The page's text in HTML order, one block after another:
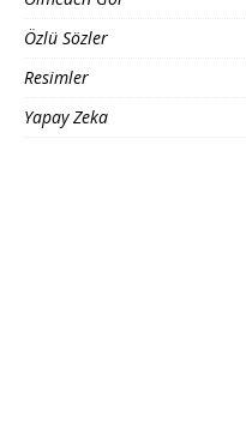
Özlü Sözler
Resimler
Yapay Zeka